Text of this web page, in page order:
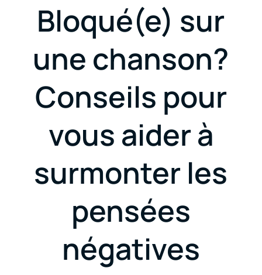
Bloqué(e) sur
une chanson?
Conseils pour
vous aider à
surmonter les
pensées
négatives